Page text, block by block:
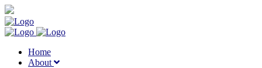
Home
About